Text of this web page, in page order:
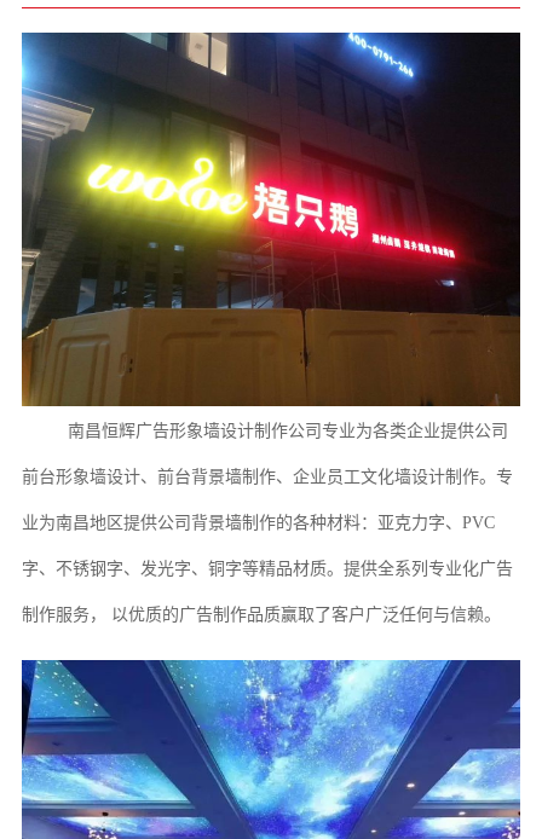
南昌恒辉广告形象墙设计制作公司专业为各类企业提供公司
前台形象墙设计、前台背景墙制作、企业员工文化墙设计制作。专
业为南昌地区提供公司背景墙制作的各种材料：亚克力字、 PVC
字、不锈钢字、发光字、铜字等精品材质。提供全系列专业化广告
制作服务， 以优质的广告制作品质赢取了客户广泛任何与信赖。